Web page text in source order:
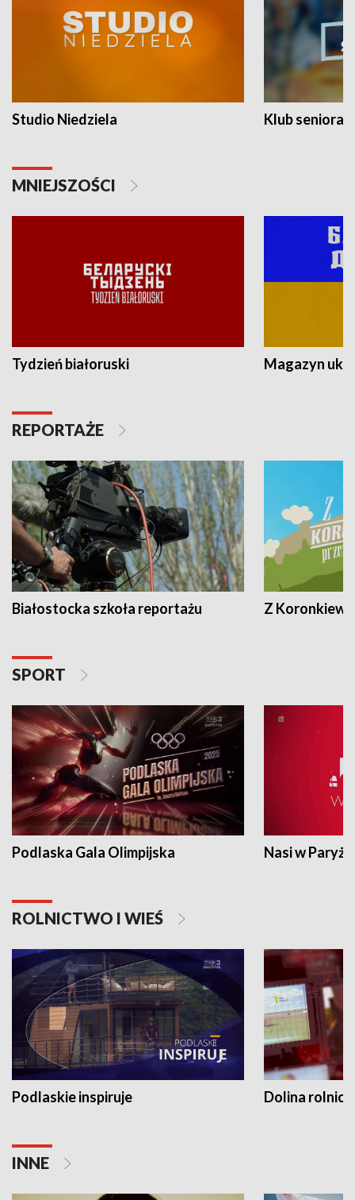
Studio Niedziela Klub seniora
MNIEJSZOŚCI
Tydzień białoruski Magazyn
REPORTAŻE
Białostocka szkoła reportażu Z
SPORT
Podlaska Gala Olimpijska Nasi w Paryżu
ROLNICTWO I WIEŚ
Podlaskie inspiruje Dolina
INNE